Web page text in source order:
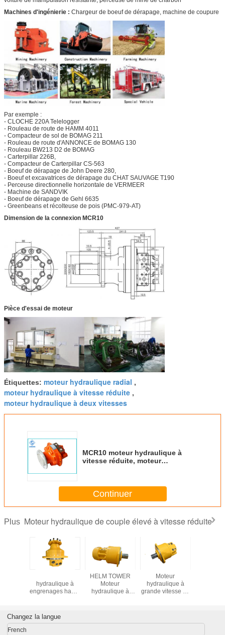
(ml/r)
à 10Mpa (N.m)
Vitesse nominale
(r/min)
125 100 100
Pression évaluée
(MPA)
25 25 25
Couple évalué
(N.M)
2560 2820 3090
Max.pressure
(MPA)
31,5 31,5 31,5
Max.torque (N.m)
Gamme de
vitesse (r/min)
0-215
Max.power
(kilowatts)
44 44
Machines d'ingénierie : Chargeur de boeuf de dérapage, machine de coupure
Par exemple :
- CLOCHE 220A Telelogger
- Rouleau de route de HAMM 4011
- Compacteur de sol de BOMAG 211
- Rouleau de route d'ANNONCE de BOMAG 130
- Rouleau BW213 D2 de BOMAG
- Carterpillar 226B,
- Compacteur de Carterpillar CS-563
- Boeuf de dérapage de John Deere 280,
- Boeuf et excavatrices de dérapage du CHAT SAUVAGE T190
- Perceuse directionnelle horizontale de VERMEER
- Machine de SANDVIK
- Boeuf de dérapage de Gehl 6635
- Greenbeans et récolteuse de pois (PMC-979-AT)
Dimension de la connexion MCR10
Pièce d'essai de moteur
Étiquettes: moteur hydraulique radial ,
moteur hydraulique à vitesse réduite ,
moteur hydraulique à deux vitesses
MCR10 moteur hydraulique à
vitesse réduite, moteur
Continuer
Plus Moteur hydraulique de couple élevé à vitesse réduite
hydraulique à
engrenages haute
mois
HELM TOWER
Moteur
hydraulique à
construction
Moteur
hydraulique à
grande vitesse de
lourdes
Changez la langue
French